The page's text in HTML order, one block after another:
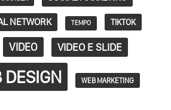
NETWORK TEMPO TIKTOK
VIDEO VIDEO E SLIDE
DESIGN WEB MARKETING